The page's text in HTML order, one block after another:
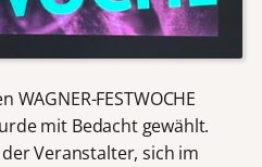
FESTWOCHE
mit Bedacht gewählt.
Veranstalter, sich im